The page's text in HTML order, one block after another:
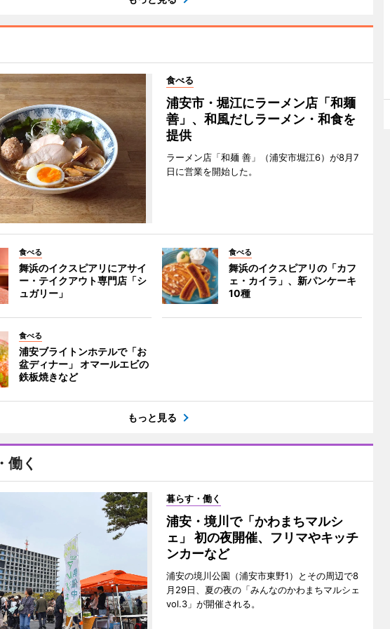
食べる
浦安市・堀江にラーメン店「和麺
善」、和風だしラーメン・和食を
提供
ラーメン店「和麺 善」（浦安市堀江6）が8月7
日に営業を開始した。
食べる
舞浜のイクスピアリにアサイ
ー・テイクアウト専門店「シ
ュガリー」
食べる
舞浜のイクスピアリの「カフ
ェ・カイラ」、新パンケーキ
10種
食べる
浦安ブライトンホテルで「お
盆ディナー」 オマールエビの
鉄板焼きなど
もっと見る
働く
暮らす・働く
浦安・境川で「かわまちマルシ
ェ」 初の夜開催、フリマやキッチ
ンカーなど
浦安の境川公園（浦安市東野1）とその周辺で8
月29日、夏の夜の「みんなのかわまちマルシェ
vol.3」が開催される。